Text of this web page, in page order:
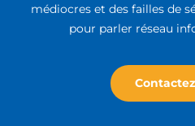
médiocres et des failles de
pour parler réseau